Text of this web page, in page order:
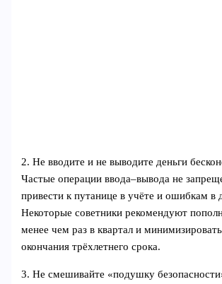
2. Не вводите и не выводите деньги
Частые операции ввода–вывода не
привести к путанице в учёте и ошибкам в
Некоторые советники рекомендуют
менее чем раз в квартал и
окончания трёхлетнего срока.
3. Не смешивайте «подушку